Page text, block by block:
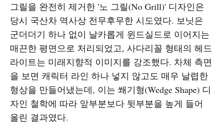
그릴을 완전히 제거한 '노 그릴(No Grill)' 디자인은
당시 국산차 역사상 전무후무한 시도였다. 보닛은
군더더기 하나 없이 날카롭게 윈드실드로 이어지는
매끈한 평면으로 처리되었고, 사다리꼴 형태의 헤드
라이트는 미래지향적 이미지를 강조했다. 차체 측면
을 보면 캐릭터 라인 하나 넣지 않고도 매우 날렵한
형상을 만들어냈는데, 이는 쐐기형(Wedge Shape) 디
자인 철학에 따라 앞부분보다 뒷부분을 높게 들어
올린 결과였다.